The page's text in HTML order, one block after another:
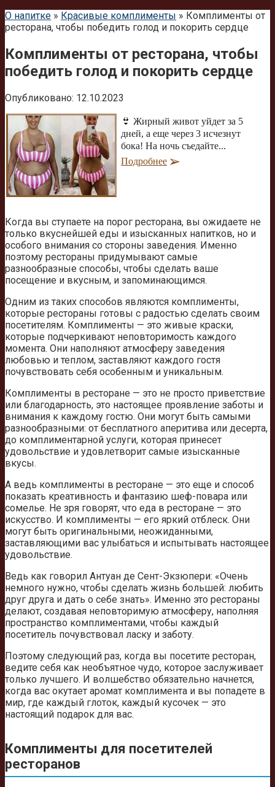
О напитке » Красивые комплименты » Комплименты от
ресторана, чтобы победить голод и покорить сердце
Комплименты от ресторана, чтобы
победить голод и покорить сердце
Опубликовано: 12.10.2023
👙 Жирный живот уйдет за 5
дней, а еще через 3 исчезнут
бока! На ночь съедайте...
Подробнее
Когда вы ступаете на порог ресторана, вы ожидаете не
только вкуснейшей еды и изысканных напитков, но и
особого внимания со стороны заведения. Именно
поэтому рестораны придумывают самые
разнообразные способы, чтобы сделать ваше
посещение и вкусным, и запоминающимся.
Одним из таких способов являются комплименты,
которые рестораны готовы с радостью сделать своим
посетителям. Комплименты — это живые краски,
которые подчеркивают неповторимость каждого
момента. Они наполняют атмосферу заведения
любовью и теплом, заставляют каждого гостя
почувствовать себя особенным и уникальным.
Комплименты в ресторане — это не просто приветствие
или благодарность, это настоящее проявление заботы и
внимания к каждому гостю. Они могут быть самыми
разнообразными: от бесплатного аперитива или десерта,
до комплиментарной услуги, которая принесет
удовольствие и удовлетворит самые изысканные
вкусы.
А ведь комплименты в ресторане — это еще и способ
показать креативность и фантазию шеф-повара или
сомелье. Не зря говорят, что еда в ресторане — это
искусство. И комплименты — его яркий отблеск. Они
могут быть оригинальными, неожиданными,
заставляющими вас улыбаться и испытывать настоящее
удовольствие.
Ведь как говорил Антуан де Сент-Экзюпери: «Очень
немного нужно, чтобы сделать жизнь большей: любить
друг друга и дать о себе знать». Именно это рестораны
делают, создавая неповторимую атмосферу, наполняя
пространство комплиментами, чтобы каждый
посетитель почувствовал ласку и заботу.
Поэтому следующий раз, когда вы посетите ресторан,
ведите себя как необъятное чудо, которое заслуживает
только лучшего. И волшебство обязательно начнется,
когда вас окутает аромат комплимента и вы попадете в
мир, где каждый глоток, каждый кусочек — это
настоящий подарок для вас.
Комплименты для посетителей
ресторанов